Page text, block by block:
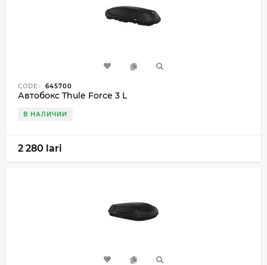
CODE: 645700
Автобокс Thule Force 3 L
В НАЛИЧИИ
2 280 lari